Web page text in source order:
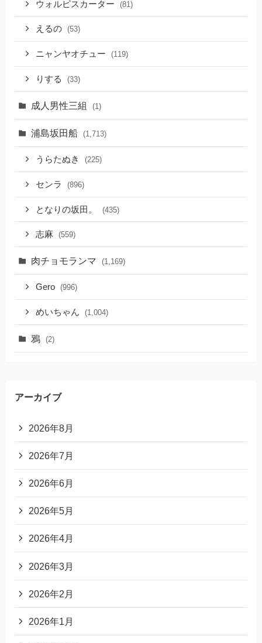
ウォルピスカーター (81)
えるの (53)
ニャンヤオチュー (119)
りする (33)
成人男性三組 (1)
浦島坂田船 (1,713)
うらたぬき (225)
センラ (896)
となりの坂田。 (435)
志麻 (559)
肉チョモランマ (1,169)
Gero (996)
めいちゃん (1,004)
鴉 (2)
アーカイブ
2026年8月
2026年7月
2026年6月
2026年5月
2026年4月
2026年3月
2026年2月
2026年1月